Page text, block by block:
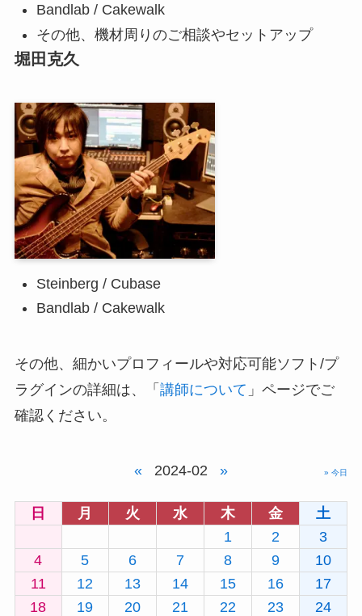
Bandlab / Cakewalk
その他、機材周りのご相談やセットアップ
堀田克久
Steinberg / Cubase
Bandlab / Cakewalk
その他、細かいプロフィールや対応可能ソフト/プ
ラグインの詳細は、「 講師について 」ページでご
確認ください。
« 2024-02 » » 今日
日 月 火 水 木 金
土
1
2
3
4
5 6 7 8 9
10
11
12 13 14 15 16
17
18
19 20 21 22 23
24